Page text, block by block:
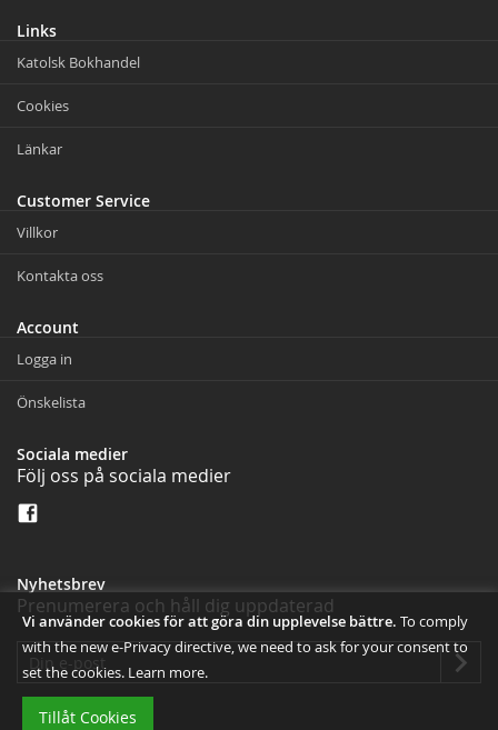
Vi använder cookies för att göra din upplevelse bättre. To comply
with the new e-Privacy directive, we need to ask for your consent to
set the cookies. Learn more.
Tillåt Cookies
Links
Katolsk Bokhandel
Cookies
Länkar
Customer Service
Villkor
Kontakta oss
Account
Logga in
Önskelista
Sociala medier
Följ oss på sociala medier
Nyhetsbrev
Prenumerera och håll dig uppdaterad